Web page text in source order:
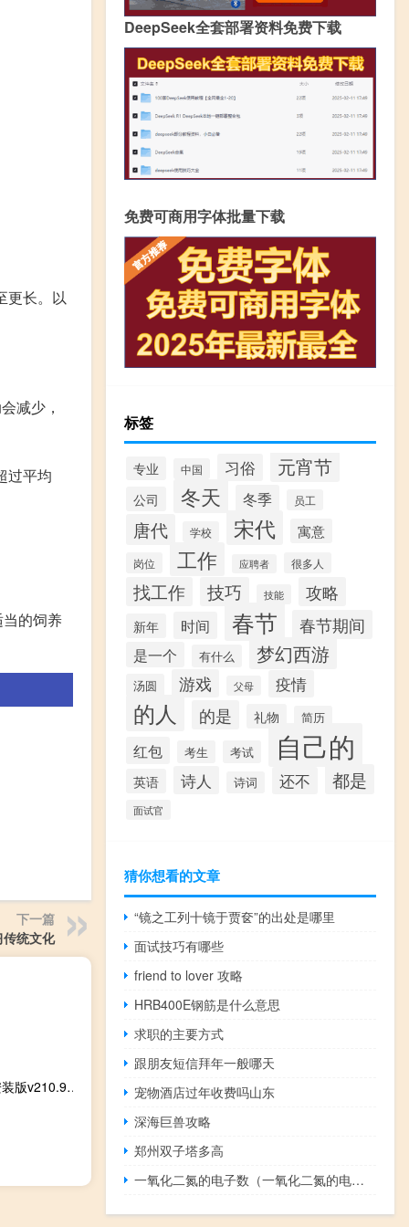
更长。以
减少，
过平均
的饲养
下一篇
统文化
新澳门正版资料免费公开挂牌_作答解释落实的民间信仰_安装版v210.907
DeepSeek全套部署资料免费下载
免费可商用字体批量下载
标签
专业 中国 习俗 元宵节
公司 冬天 冬季 员工
唐代 学校 宋代 寓意
岗位 工作 应聘者 很多人
找工作 技巧 技能 攻略
新年 时间 春节 春节期间
是一个 有什么 梦幻西游
汤圆 游戏 父母 疫情
的人 的是 礼物 简历
红包 考生 考试 自己的
英语 诗人 诗词 还不 都是
面试官
猜你想看的文章
“镜之工列十镜于贾奁”的出处是哪里
面试技巧有哪些
friend to lover 攻略
HRB400E钢筋是什么意思
求职的主要方式
跟朋友短信拜年一般哪天
宠物酒店过年收费吗山东
深海巨兽攻略
郑州双子塔多高
一氧化二氮的电子数（一氧化二氮的电子式）